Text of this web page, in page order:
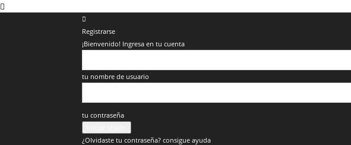
Registrarse
¡Bienvenido! Ingresa en tu cuenta
tu nombre de usuario
tu contraseña
¿Olvidaste tu contraseña? consigue ayuda